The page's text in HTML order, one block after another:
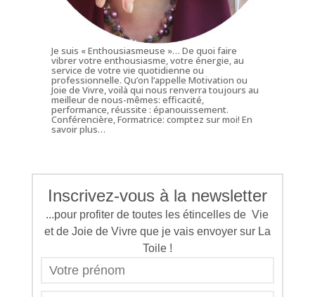
Je suis « Enthousiasmeuse »… De quoi faire
vibrer votre enthousiasme, votre énergie, au
service de votre vie quotidienne ou
professionnelle. Qu’on l’appelle Motivation ou
Joie de Vivre, voilà qui nous renverra toujours au
meilleur de nous-mêmes: efficacité,
performance, réussite : épanouissement.
Conférencière, Formatrice: comptez sur moi!En
savoir plus…
Inscrivez-vous à la newsletter
...pour profiter de toutes les étincelles de Vie
et de Joie de Vivre que je vais envoyer sur La
Toile !